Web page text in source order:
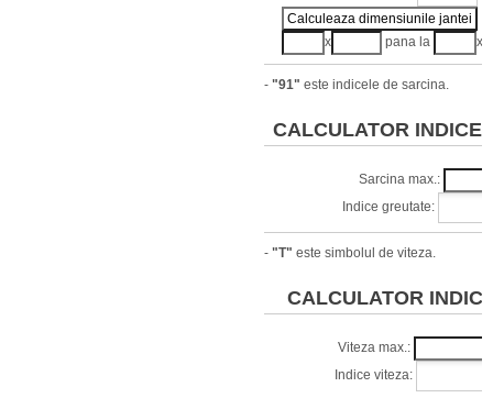
x pana la x
- "91" este indicele de sarcina.
CALCULATOR INDICE
Sarcina max.:
Indice greutate:
- "T" este simbolul de viteza.
CALCULATOR
Viteza max.:
Indice viteza: